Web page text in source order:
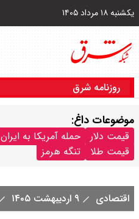
یکشنبه ۱۸ مرداد ۱۴۰۵
روزنامه شرق
موضوعات داغ:
قیمت دلار حمله آمریکا به ایران
قیمت طلا
تنگه هرمز
اقتصادی ۹ اردیبهشت ۱۴۰۵